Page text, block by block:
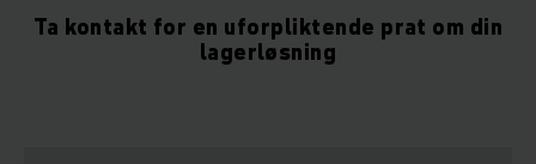
Ta kontakt for en uforpliktende prat om din
lagerløsning